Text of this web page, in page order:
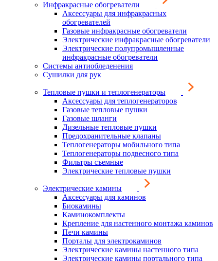
Инфракрасные обогреватели
Аксессуары для инфракрасных
обогревателей
Газовые инфракрасные обогреватели
Электрические инфракрасные обогреватели
Электрические полупромышленные
инфракрасные обогреватели
Системы антиобледенения
Сушилки для рук
Тепловые пушки и теплогенераторы
Аксессуары для теплогенераторов
Газовые тепловые пушки
Газовые шланги
Дизельные тепловые пушки
Предохранительные клапаны
Теплогенераторы мобильного типа
Теплогенераторы подвесного типа
Фильтры съемные
Электрические тепловые пушки
Электрические камины
Аксессуары для каминов
Биокамины
Каминокомплекты
Крепление для настенного монтажа каминов
Печи камины
Порталы для электрокаминов
Электрические камины настенного типа
Электрические камины портального типа